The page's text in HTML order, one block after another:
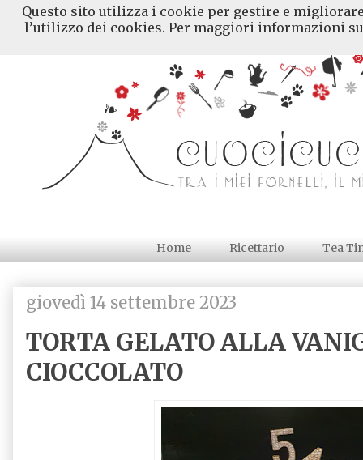
Home Ricettario Tea
giovedì 14 settembre 2023
TORTA GELATO ALLA
CIOCCOLATO
Questo sito utilizza i cookie per gestire e
l’utilizzo dei cookies. Per maggiori informazioni